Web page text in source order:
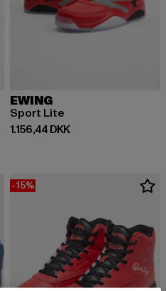
1.335,00 DKK
EWING
Sport Lite
1.156,44 DKK
Nuværende pris: 1.156,44 DKK
-15%